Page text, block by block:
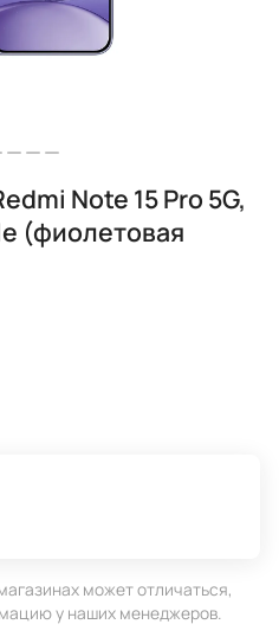
Note 15 Pro 5G,
(фиолетовая
может отличаться,
у наших менеджеров.